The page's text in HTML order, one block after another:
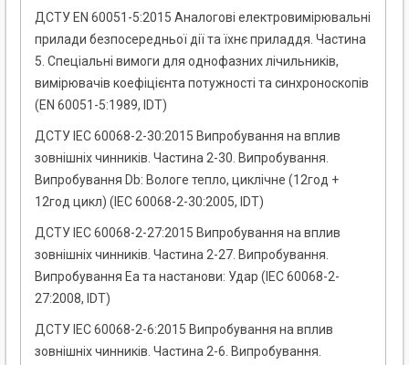
ДСТУ EN 60051-5:2015 Аналогові електровимірювальні
прилади безпосередньої дії та їхнє приладдя. Частина
5. Спеціальні вимоги для однофазних лічильників,
вимірювачів коефіцієнта потужності та синхроноскопів
(EN 60051-5:1989, IDT)
ДСТУ IEC 60068-2-30:2015 Випробування на вплив
зовнішніх чинників. Частина 2-30. Випробування.
Випробування Db: Вологе тепло, циклічне (12год +
12год цикл) (IEC 60068-2-30:2005, IDT)
ДСТУ IEC 60068-2-27:2015 Випробування на вплив
зовнішніх чинників. Частина 2-27. Випробування.
Випробування Еа та настанови: Удар (IEC 60068-2-
27:2008, IDT)
ДСТУ IEC 60068-2-6:2015 Випробування на вплив
зовнішніх чинників. Частина 2-6. Випробування.